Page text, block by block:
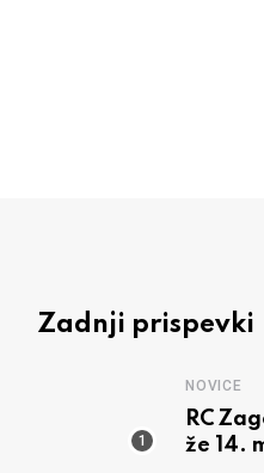
Zadnji prispevki
NOVICE
RC
že 14.